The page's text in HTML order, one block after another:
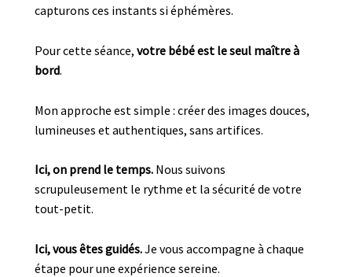
capturons ces instants si éphémères.
Pour cette séance,votre bébé est le seul maître à
bord.
Mon approche est simple : créer des images douces,
lumineuses et authentiques, sans artifices.
Ici, on prend le temps. Nous suivons
scrupuleusement le rythme et la sécurité de votre
tout-petit.
Ici, vous êtes guidés.Je vous accompagne à chaque
étape pour une expérience sereine.